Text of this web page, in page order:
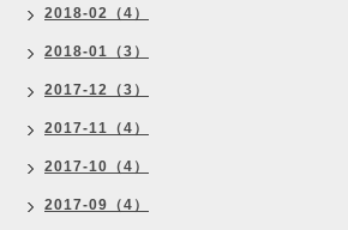
2018-02（4）
2018-01（3）
2017-12（3）
2017-11（4）
2017-10（4）
2017-09（4）